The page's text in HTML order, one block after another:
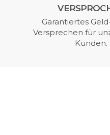
Garantiertes
Versprechen für
Kunden.